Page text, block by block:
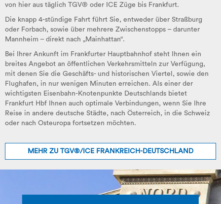
von hier aus täglich TGV® oder ICE Züge bis Frankfurt.
Die knapp 4-stündige Fahrt führt Sie, entweder über Straßburg
oder Forbach, sowie über mehrere Zwischenstopps – darunter
Mannheim – direkt nach „Mainhattan“.
Bei Ihrer Ankunft im Frankfurter Hauptbahnhof steht Ihnen ein
breites Angebot an öffentlichen Verkehrsmitteln zur Verfügung,
mit denen Sie die Geschäfts- und historischen Viertel, sowie den
Flughafen, in nur wenigen Minuten erreichen. Als einer der
wichtigsten Eisenbahn-Knotenpunkte Deutschlands bietet
Frankfurt Hbf Ihnen auch optimale Verbindungen, wenn Sie Ihre
Reise in andere deutsche Städte, nach Österreich, in die Schweiz
oder nach Osteuropa fortsetzen möchten.
MEHR ZU TGV®/ICE FRANKREICH-DEUTSCHLAND